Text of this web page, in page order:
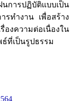
นการปฏิบัติแบบเป็น
รทำงาน เพื่อสร้าง
ความต่อเนื่องใน
ที่เป็นรูปธรรม